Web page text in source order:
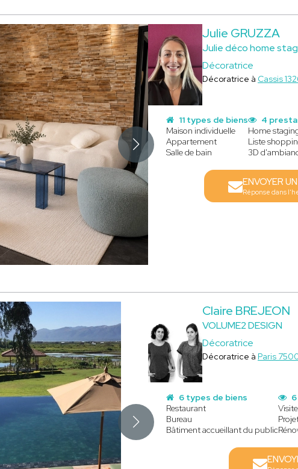
Julie GRUZZA
Julie déco home
Décoratrice
Décoratrice à Cassis
11 types de biens
Maison individuelle
Appartement
Salle de bain
4
Home
Liste
3D
ENVOYER
Réponse dans
Claire BREJEON
VOLUME2 DESIGN
Décoratrice
Décoratrice à Paris
6 types de biens
Restaurant
Bureau
Bâtiment accueillant du public